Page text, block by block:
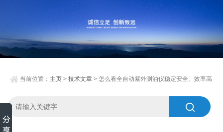
当前位置： 主页 >技术文章 > 怎么看全自动紫外测油仪稳定安全、效率高